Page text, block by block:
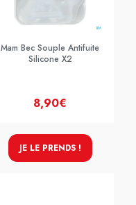
Mam Bec Souple Antifuite
Silicone X2
8,90€
JE LE PRENDS !